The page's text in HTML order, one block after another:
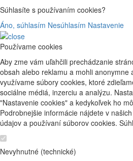
Súhlasíte s používaním cookies?
Áno, súhlasím Nesúhlasím Nastavenie
Používame cookies
Aby zme vám uľahčili prechádzanie
obsah alebo reklamu a mohli anonymne
využívame súbory cookies, ktoré
sociálne médiá, inzerciu a analýzu.
"Nastavenie cookies" a kedykoľvek ho
Podrobnejšie informácie nájdete v
údajov a používaní súborov cookies.
Nevyhnutné (technické)